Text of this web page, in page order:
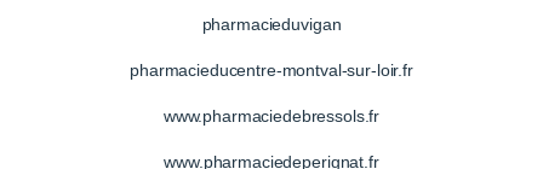
pharmacieduvigan
pharmacieducentre-montval-sur-loir.fr
www.pharmaciedebressols.fr
www.pharmaciedeperignat.fr